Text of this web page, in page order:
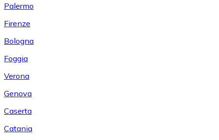
Palermo
Firenze
Bologna
Foggia
Verona
Genova
Caserta
Catania